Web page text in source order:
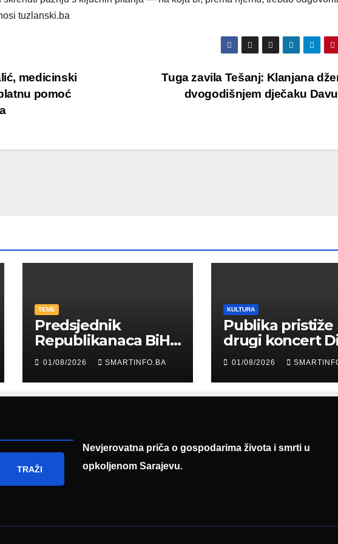
tuzlanski.ba
Tuga zavila Tešanj: Klanjana
dvogodišnjem dječaku
medicinski
pomoć
TEME
Predsjednik
Republikanaca BiH
Edin Garaplija
prisustvovao
prezentaciji
Federalnog sajma
01/08/2026 SMARTINFO.BA
KULTURA
Publika pristiže
drugi koncert
Merlina na
01/08/2026
TRAŽI
Nevjerovatna priča o gospodarima života i smrti u
opkoljenom Sarajevu.